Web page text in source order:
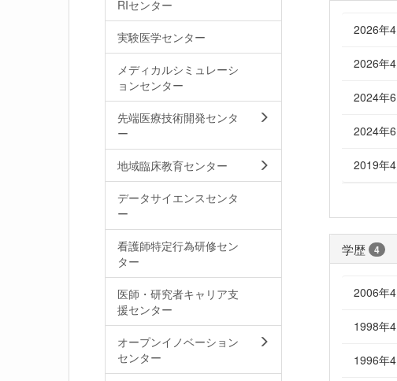
2026年
2026年
2024年
2024年
2019年
学歴 4
2006年
1998年
1996年
RIセンター
実験医学センター
メディカルシミュレーシ
ョンセンター
先端医療技術開発センタ
ー
地域臨床教育センター
データサイエンスセンタ
ー
看護師特定行為研修セン
ター
医師・研究者キャリア支
援センター
オープンイノベーション
センター